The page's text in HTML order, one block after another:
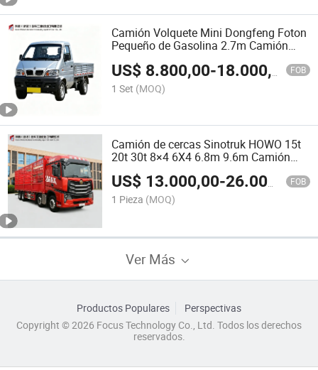
Camión Volquete Mini Dongfeng Foton
Pequeño de Gasolina 2.7m Camión
Transporte de Verduras, Granos, Grava,
Piedra y Ladrillos en el Mercado de
Construcción Agrícola
US$ 8.800,00-18.000,00 FOB
1 Set (MOQ)
Camión de cercas Sinotruk HOWO 15t
20t 30t 8×4 6X4 6.8m 9.6m Camión
semi pesado de carga, camión de
carga abierta para transporte de larga
distancia, entrega de verduras y frutas,
camión con estacas removibles
US$ 13.000,00-26.000,00 FOB
1 Pieza (MOQ)
Ver Más
Productos Populares
Perspectivas
Copyright © 2026 Focus Technology Co., Ltd. Todos los derechos
reservados.